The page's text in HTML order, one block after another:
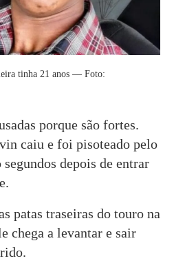
tinha 21 anos — Foto:
porque são fortes.
caiu e foi pisoteado pelo
depois de entrar
patas traseiras do touro na
chega a levantar e sair